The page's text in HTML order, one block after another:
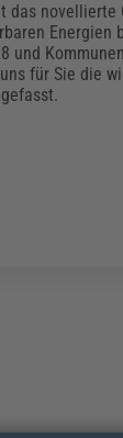
das novellierte
und
für Sie die